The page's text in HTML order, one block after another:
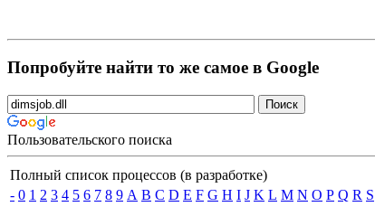
Попробуйте найти то же самое в Google
Пользовательского поиска
Полный список процессов (в разработке)
- 0 1 2 3 4 5 6 7 8 9 A B C D E F G H I J K L M N O P Q R S